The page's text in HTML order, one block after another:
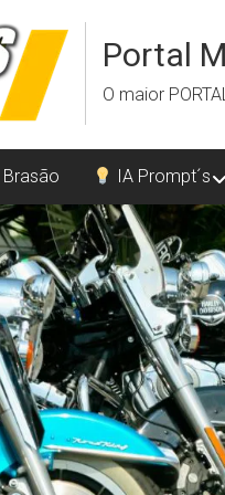
Portal
O maior
IA Prompt´s